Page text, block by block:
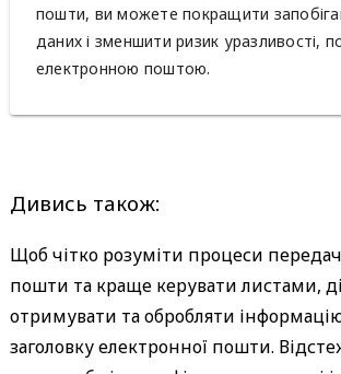
пошти, ви можете покращити
даних і зменшити ризик уразливості,
електронною поштою.
Дивись також:
Щоб чітко розуміти процеси
пошти та краще керувати листами,
отримувати та обробляти
заголовку електронної пошти.